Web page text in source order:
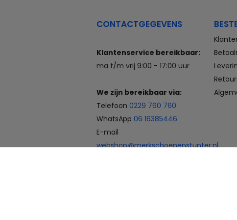
CONTACTGEGEVENS
Klantenservice bereikbaar:
ma t/m vrij 9:00 - 17:00 uur
We zijn bereikbaar via:
Telefoon 0229 760 760
WhatsApp 06 16385446
E-mail
webshop@merkschoenenstunter.nl